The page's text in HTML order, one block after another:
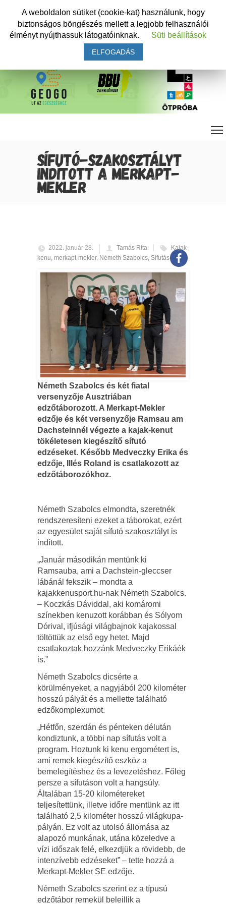
SÍFUTÓ-SZAKOSZTÁLYT
INDÍTOTT A MERKAPT-
MEKLER
2022. január 28. Tamás Rita
Kajak-
kenu, merkapt-mekler, Németh Szabolcs, Sífutás
Németh Szabolcs és két fiatal
versenyzője Ausztriában
edzőtáborozott. A Merkapt-Mekler
edzője és két versenyzője Ramsau am
Dachsteinnél végezte a kajak-kenut
tökéletesen kiegészítő sífutó
edzéseket. Később Medveczky Erika és
edzője, Illés Roland is csatlakozott az
edzőtáborozókhoz.
Németh Szabolcs elmondta, szeretnék
rendszeresíteni ezeket a táborokat, ezért
az egyesület saját sífutó szakosztályt is
indított.
„Január másodikán mentünk ki
Ramsauba, ami a Dachstein-gleccser
lábánál fekszik – mondta a
kajakkenusport.hu-nak Németh Szabolcs.
– Koczkás Dáviddal, aki komáromi
színekben kenuzott korábban és Sólyom
Dórival, ifjúsági világbajnok kajakossal
töltöttük az első egy hetet. Majd
csatlakoztak hozzánk Medveczky Erikáék
is.”
Németh Szabolcs dicsérte a
körülményeket, a nagyjából 200 kilométer
hosszú pályát és a mellette található
edzőkomplexumot.
„Hétfőn, szerdán és pénteken délután
kondiztunk, a többi nap sífutás volt a
program. Hoztunk ki kenu ergométert is,
ami remek kiegészítő eszköz a
bemelegítéshez és a levezetéshez. Főleg
persze a sífutáson volt a hangsúly.
Általában 15-20 kilométereket
teljesítettünk, illetve időre mentünk az itt
található 2,5 kilométer hosszú világkupa-
pályán. Ez volt az utolsó állomása az
alapozó munkának, utána közeledve a
vízi időszak felé, elkezdjük a rövidebb, de
intenzívebb edzéseket” – tette hozzá a
Merkapt-Mekler SE edzője.
Németh Szabolcs szerint ez a típusú
edzőtábor remekül beleillik a
A weboldalon sütiket (cookie-kat) használunk, hogy
biztonságos böngészés mellett a legjobb felhasználói
élményt nyújthassuk látogatóinknak.
Süti beállítások
ELFOGADÁS